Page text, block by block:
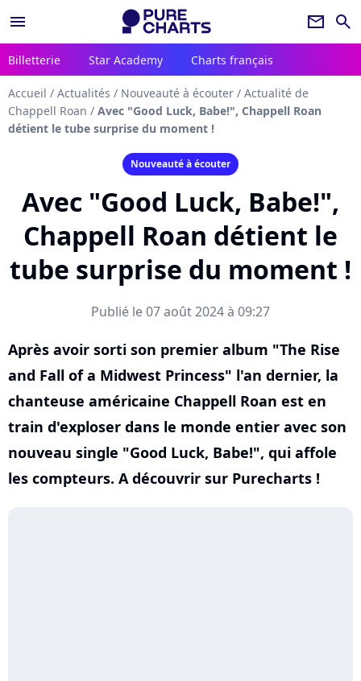
menu newsletter search
Billetterie Star Academy Charts français
Accueil / Actualités / Nouveauté à écouter / Actualité de
Chappell Roan / Avec "Good Luck, Babe!", Chappell Roan
détient le tube surprise du moment !
Nouveauté à écouter
Avec "Good Luck, Babe!",
Chappell Roan détient le
tube surprise du moment !
Publié le 07 août 2024 à 09:27
Après avoir sorti son premier album "The Rise
and Fall of a Midwest Princess" l'an dernier, la
chanteuse américaine Chappell Roan est en
train d'exploser dans le monde entier avec son
nouveau single "Good Luck, Babe!", qui affole
les compteurs. A découvrir sur Purecharts !